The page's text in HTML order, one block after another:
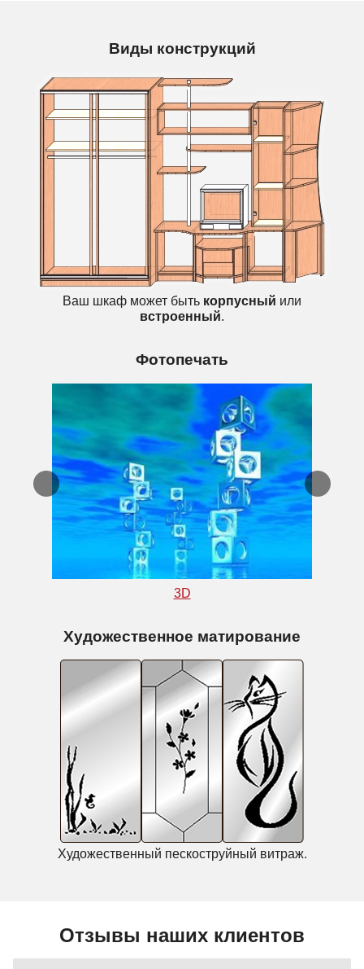
Виды конструкций
Ваш шкаф может быть корпусный или
встроенный.
Фотопечать
3D
Художественное матирование
Художественный пескоструйный витраж.
Отзывы наших клиентов